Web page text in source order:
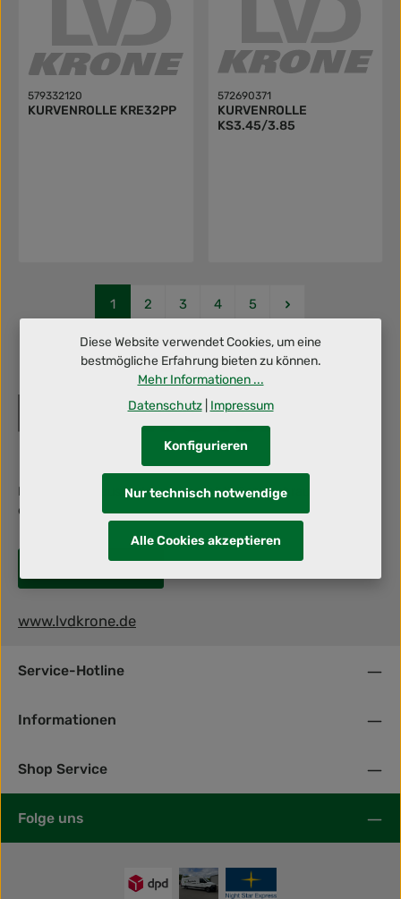
579332120
KURVENROLLE KRE32PP
572690371
KURVENROLLE
KS3.45/3.85
Seite
1 Seite
2 Seite
3 Seite
4 Seite
5
Berufliche Herausforderung gesucht? Dann schraub' mit uns an
deiner Zukunft!
www.lvdkrone.de
Service-Hotline
Informationen
Shop Service
Folge uns
Diese Website verwendet Cookies, um eine
bestmögliche Erfahrung bieten zu können.
Mehr Informationen ...
Datenschutz| Impressum
Nur technisch notwendige
Konfigurieren
Alle Cookies akzeptieren